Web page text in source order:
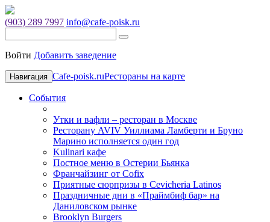
(903) 289 7997 info@cafe-poisk.ru
Войти Добавить заведение
Навигация Cafe-poisk.ruРестораны на карте
События
Утки и вафли – ресторан в Москве
Ресторану AVIV Уиллиама Ламберти и Бруно
Марино исполняется один год
Kulinari кафе
Постное меню в Остерии Бьянка
Франчайзинг от Cofix
Приятные сюрпризы в Cevicheria Latinos
Праздничные дни в «Праймбиф бар» на
Даниловском рынке
Brooklyn Burgers